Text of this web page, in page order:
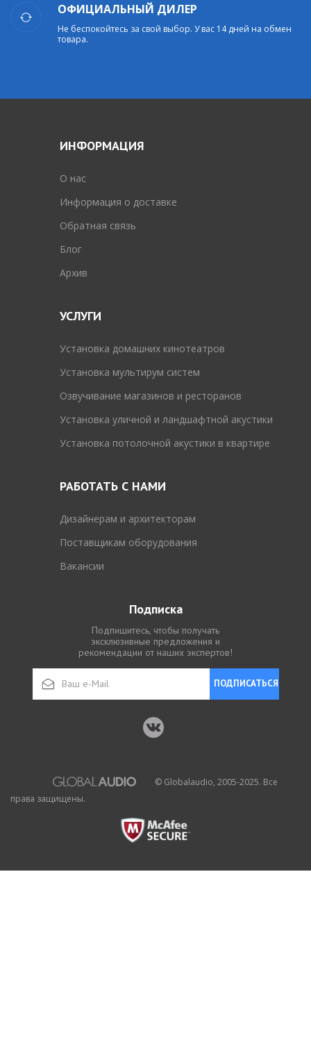
ОФИЦИАЛЬНЫЙ ДИЛЕР
Не беспокойтесь за свой выбор. У вас 14 дней на обмен
товара.
ИНФОРМАЦИЯ
O нас
Информация о доставке
Обратная связь
Блог
Архив
УСЛУГИ
Установка домашних кинотеатров
Установка мультирум систем
Озвучивание магазинов и ресторанов
Установка уличной и ландшафтной акустики
Установка потолочной акустики в квартире
РАБОТАТЬ С НАМИ
Дизайнерам и архитекторам
Поставщикам оборудования
Вакансии
Подписка
Подпишитесь, чтобы получать
эксклюзивные предложения и
рекомендации от наших экспертов!
ПОДПИСАТЬСЯ
© Globalaudio, 2005-2025. Все
права защищены.